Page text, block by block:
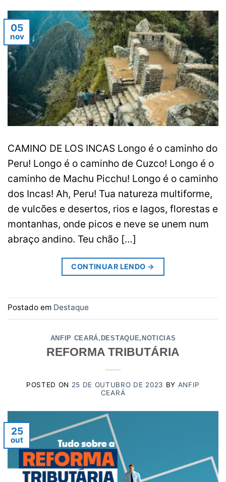
05
nov
CAMINO DE LOS INCAS Longo é o caminho do
Peru! Longo é o caminho de Cuzco! Longo é o
caminho de Machu Picchu! Longo é o caminho
dos Incas! Ah, Peru! Tua natureza multiforme,
de vulcões e desertos, rios e lagos, florestas e
montanhas, onde picos e neve se unem num
abraço andino. Teu chão […]
CONTINUAR LENDO →
Postado em Destaque
ANFIP CEARÁ, DESTAQUE, NOTICIAS
REFORMA TRIBUTÁRIA
POSTED ON 25 DE OUTUBRO DE 2023 BY ANFIP
CEARÁ
25
out